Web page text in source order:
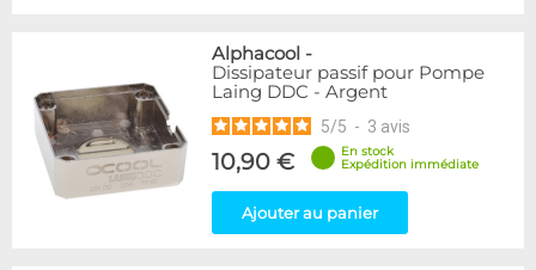
Alphacool -
Dissipateur passif pour Pompe
Laing DDC - Argent
5/5 - 3 avis
10,90 €
En stock
Expédition immédiate
Ajouter au panier